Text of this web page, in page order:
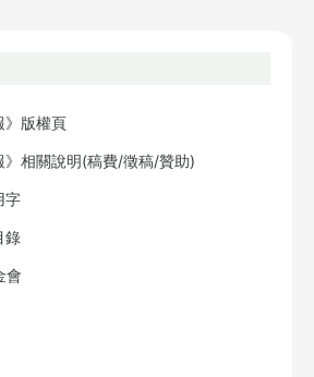
》版權頁
》相關說明(稿費/徵稿/贊助)
字
錄
會